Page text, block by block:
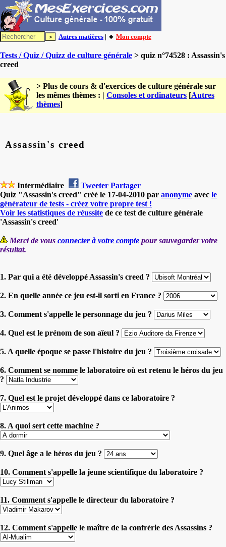
Autres matières | 🔸 Mon compte
Tests / Quiz / Quizz de culture générale > quiz n°74528 : Assassin's
creed
> Plus de cours & d'exercices de culture générale sur
les mêmes thèmes : | Consoles et ordinateurs [Autres
thèmes]
Assassin's creed
Intermédiaire Tweeter Partager
Quiz "Assassin's creed" créé le 17-04-2010 par anonyme avec le
générateur de tests - créez votre propre test !
Voir les statistiques de réussite de ce test de culture générale
'Assassin's creed'
Merci de vous connecter à votre compte pour sauvegarder votre
résultat.
1. Par qui a été développé Assassin's creed ?
2. En quelle année ce jeu est-il sorti en France ?
3. Comment s'appelle le personnage du jeu ?
4. Quel est le prénom de son aïeul ?
5. A quelle époque se passe l'histoire du jeu ?
6. Comment se nomme le laboratoire où est retenu le héros du jeu
?
7. Quel est le projet développé dans ce laboratoire ?
8. A quoi sert cette machine ?
9. Quel âge a le héros du jeu ?
10. Comment s'appelle la jeune scientifique du laboratoire ?
11. Comment s'appelle le directeur du laboratoire ?
12. Comment s'appelle le maître de la confrérie des Assassins ?